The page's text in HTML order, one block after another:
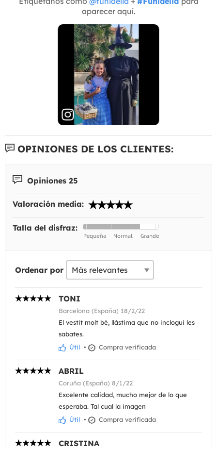
aparecer aquí.
OPINIONES DE LOS CLIENTES:
Opiniones 25
Valoración media:
Talla del disfraz:
Ordenar por
TONI
Barcelona (España) 18/2/22
El vestit molt bé, llàstima que no inclogui les
sabates.
Útil • Compra verificada
ABRIL
Coruña (España) 8/1/22
Excelente calidad, mucho mejor de lo que
esperaba. Tal cual la imagen
Útil • Compra verificada
CRISTINA